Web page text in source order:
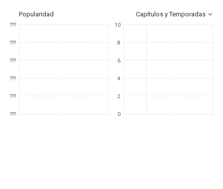
Popularidad Capítulos y Temporadas
???
???
???
???
???
???
10
8
6
4
2
0